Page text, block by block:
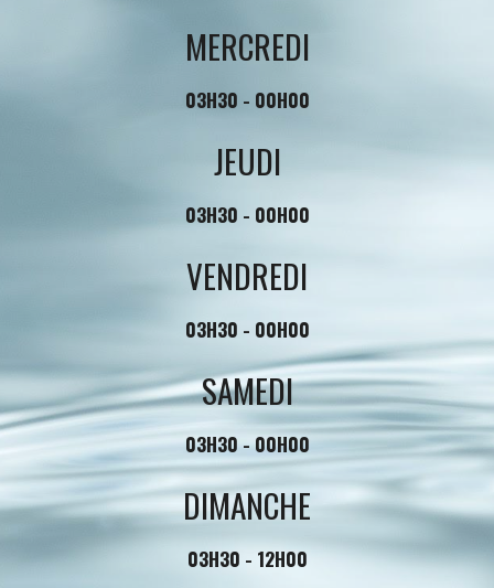
MERCREDI
03H30 - 00H00
JEUDI
03H30 - 00H00
VENDREDI
03H30 - 00H00
SAMEDI
03H30 - 00H00
DIMANCHE
03H30 - 12H00